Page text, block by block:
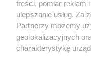
treści, pomiar reklam
ulepszanie usług. Za
Partnerzy możemy
geolokalizacyjnych
charakterystykę